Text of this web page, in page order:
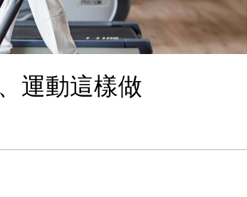
運動這樣做